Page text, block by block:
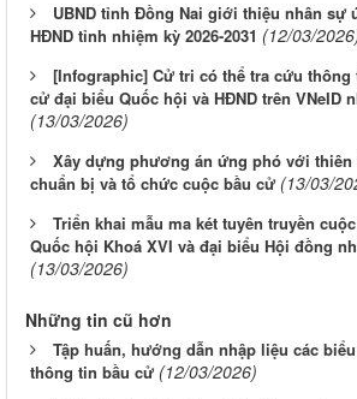
UBND tỉnh Đồng Nai giới thiệu nhân sự
HĐND tỉnh nhiệm kỳ 2026-2031 (12/03/
[Infographic] Cử tri có thể tra cứu
cử đại biểu Quốc hội và HĐND trên VNeID
(13/03/2026)
Xây dựng phương án ứng phó với
chuẩn bị và tổ chức cuộc bầu cử (13/03/
Triển khai mẫu ma két tuyên truyền
Quốc hội Khoá XVI và đại biểu Hội đồng
(13/03/2026)
Những tin cũ hơn
Tập huấn, hướng dẫn nhập liệu các
thông tin bầu cử (12/03/2026)